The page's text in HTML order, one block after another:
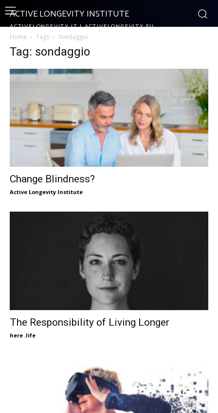
ACTIVE LONGEVITY INSTITUTE
ACTIVELONGEVITY.IT | ACTIVELONGEVITY.EU
Home Tags Sondaggio
Tag: sondaggio
Change Blindness?
Active Longevity Institute
The Responsibility of Living Longer
here .life